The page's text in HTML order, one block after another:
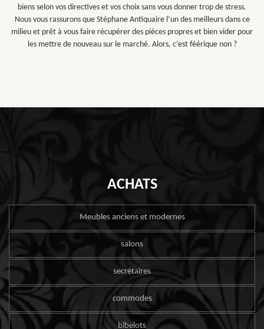
biens selon vos directives et vos choix sans vous donner trop de stress.
Nous vous rassurons que Stéphane Antiquaire l’un des meilleurs dans ce
milieu et prêt à vous faire récupérer des pièces propres et bien vider pour
les mettre de nouveau sur le marché. Alors, c’est féérique non ?
ACHATS
Meubles anciens et modernes
salons
secrétaires
commodes
bibelots